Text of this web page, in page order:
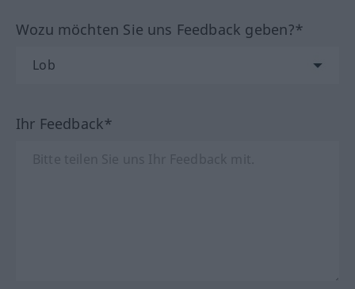
Wozu möchten Sie uns Feedback geben?*
Ihr Feedback*